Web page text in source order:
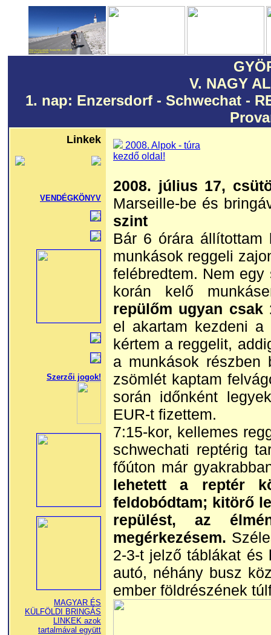
V. NAGY
1. nap: Enzersdorf - Schwechat -
Linkek
VENDÉGKÖNYV
Szerzői jogok!
MAGYAR ÉS
KÜLFÖLDI BRINGÁS
LINKEK azok
tartalmával együtt
2008. Alpok - túra
kezdő oldal!
2008. július 17,
Marseille-be és
szint
Bár 6 órára állítottam
munkások reggeli
felébredtem. Nem
korán kelő
repülőm ugyan
el akartam kezdeni a
kértem a reggelit,
a munkások
zsömlét kaptam
során időnként
EUR-t fizettem.
7:15-kor, kellemes
schwechati reptérig
főúton már
lehetett a reptér
feldobódtam; kitörő
repülést, az
megérkezésem.
2-3-t jelző táblákat és
autó, néhány busz
ember földrészének